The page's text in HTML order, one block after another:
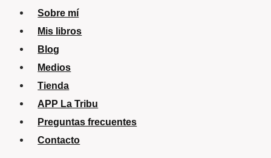
Sobre mí
Mis libros
Blog
Medios
Tienda
APP La Tribu
Preguntas frecuentes
Contacto